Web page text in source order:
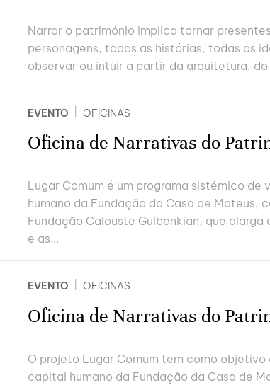
Narrar o património implica tornar
personagens, todas as histórias, todas as
observar ou intuir a partir da arquitetura,
EVENTO OFICINAS
Oficina de Narrativas do
Lugar Comum é um programa sistémico
humano da Fundação da Casa de Mateus,
Fundação Calouste Gulbenkian, que alarga
e as...
EVENTO OFICINAS
Oficina de Narrativas do
O projeto Lugar Comum tem como
capital humano da Fundação da Casa de